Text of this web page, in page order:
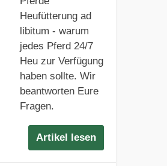
Heufütterung ad
libitum - warum
jedes Pferd 24/7
Heu zur Verfügung
haben sollte. Wir
beantworten Eure
Fragen.
Artikel lesen